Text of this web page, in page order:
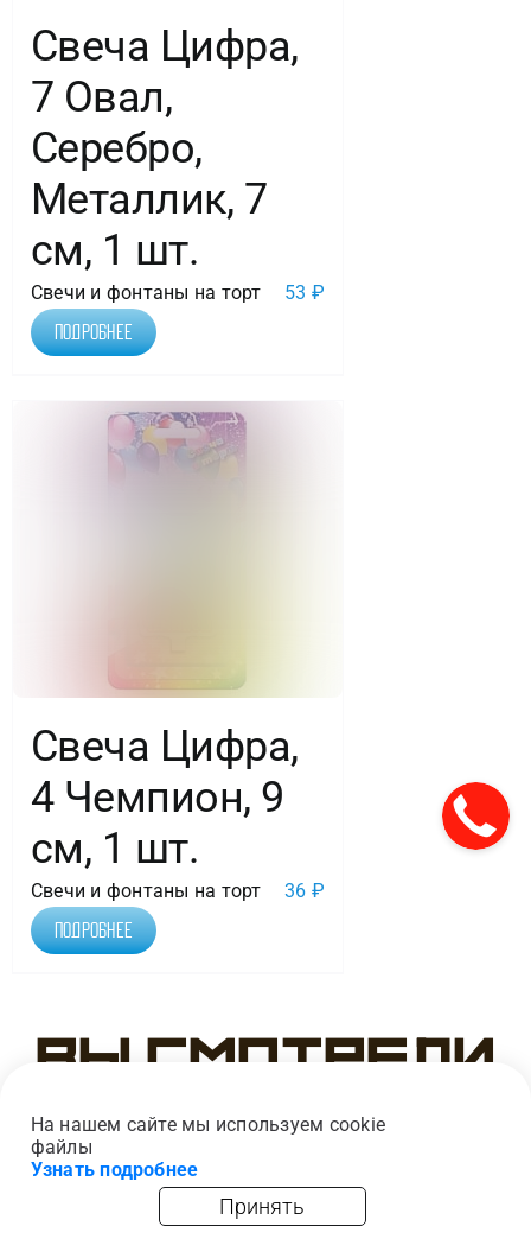
Свеча Цифра,
7 Овал,
Серебро,
Металлик, 7
см, 1 шт.
Свечи и фонтаны на торт 53 ₽
Подробнее
Свеча Цифра,
4 Чемпион, 9
см, 1 шт.
Свечи и фонтаны на торт 36 ₽
Подробнее
Вы смотрели
На нашем сайте мы используем cookie
файлы
Узнать подробнее
Принять